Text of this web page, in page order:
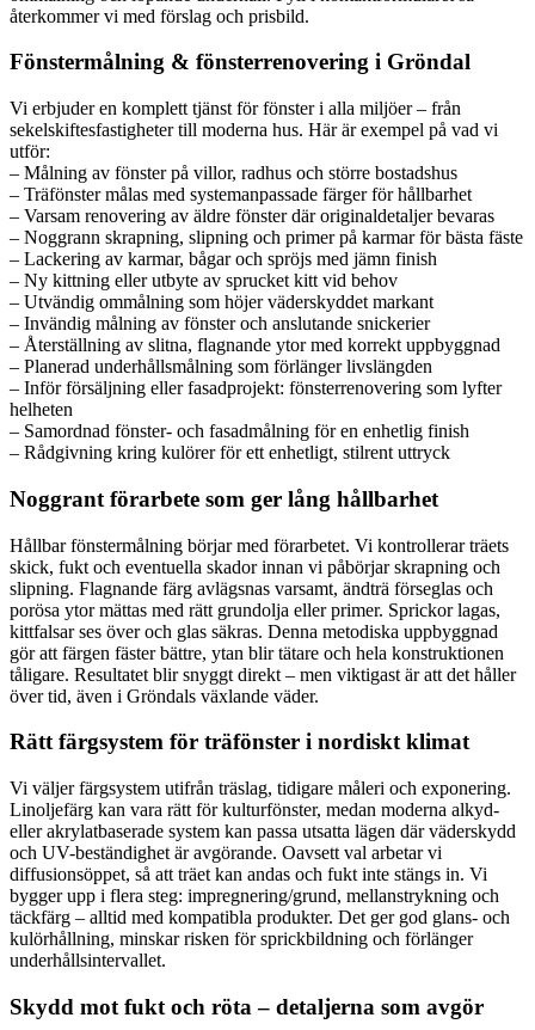
återkommer vi med förslag och prisbild.
Fönstermålning & fönsterrenovering i Gröndal
Vi erbjuder en komplett tjänst för fönster i alla miljöer – från
sekelskiftesfastigheter till moderna hus. Här är exempel på vad vi
utför:
– Målning av fönster på villor, radhus och större bostadshus
– Träfönster målas med systemanpassade färger för hållbarhet
– Varsam renovering av äldre fönster där originaldetaljer bevaras
– Noggrann skrapning, slipning och primer på karmar för bästa fäste
– Lackering av karmar, bågar och spröjs med jämn finish
– Ny kittning eller utbyte av sprucket kitt vid behov
– Utvändig ommålning som höjer väderskyddet markant
– Invändig målning av fönster och anslutande snickerier
– Återställning av slitna, flagnande ytor med korrekt uppbyggnad
– Planerad underhållsmålning som förlänger livslängden
– Inför försäljning eller fasadprojekt: fönsterrenovering som lyfter
helheten
– Samordnad fönster- och fasadmålning för en enhetlig finish
– Rådgivning kring kulörer för ett enhetligt, stilrent uttryck
Noggrant förarbete som ger lång hållbarhet
Hållbar fönstermålning börjar med förarbetet. Vi kontrollerar träets
skick, fukt och eventuella skador innan vi påbörjar skrapning och
slipning. Flagnande färg avlägsnas varsamt, ändträ förseglas och
porösa ytor mättas med rätt grundolja eller primer. Sprickor lagas,
kittfalsar ses över och glas säkras. Denna metodiska uppbyggnad
gör att färgen fäster bättre, ytan blir tätare och hela konstruktionen
tåligare. Resultatet blir snyggt direkt – men viktigast är att det håller
över tid, även i Gröndals växlande väder.
Rätt färgsystem för träfönster i nordiskt klimat
Vi väljer färgsystem utifrån träslag, tidigare måleri och exponering.
Linoljefärg kan vara rätt för kulturfönster, medan moderna alkyd-
eller akrylatbaserade system kan passa utsatta lägen där väderskydd
och UV-beständighet är avgörande. Oavsett val arbetar vi
diffusionsöppet, så att träet kan andas och fukt inte stängs in. Vi
bygger upp i flera steg: impregnering/grund, mellanstrykning och
täckfärg – alltid med kompatibla produkter. Det ger god glans- och
kulörhållning, minskar risken för sprickbildning och förlänger
underhållsintervallet.
Skydd mot fukt och röta – detaljerna som avgör